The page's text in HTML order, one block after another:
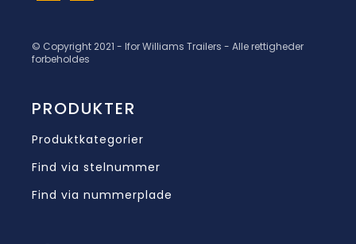
© Copyright 2021 - Ifor Williams Trailers - Alle rettigheder
forbeholdes
PRODUKTER
Produktkategorier
Find via stelnummer
Find via nummerplade